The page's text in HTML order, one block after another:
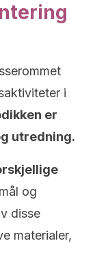
i
er
utredning.
og
disse
materialer,